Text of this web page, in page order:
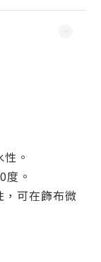
。
。
可在飾布微